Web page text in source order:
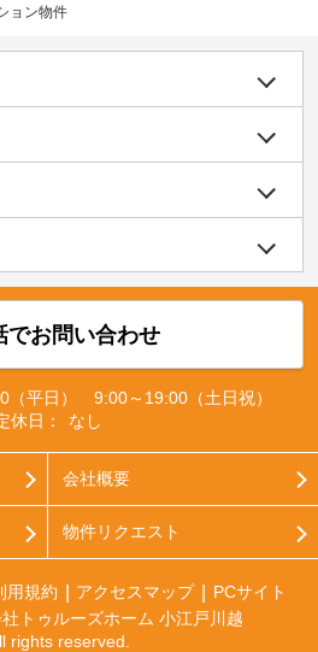
ョン物件
でお問い合わせ
（平日） 9:00～19:00（土日祝）
休日：
なし
会社概要
物件リクエスト
用規約 アクセスマップ
PCサイト
トゥルーズホーム 小江戸川越
rights reserved.